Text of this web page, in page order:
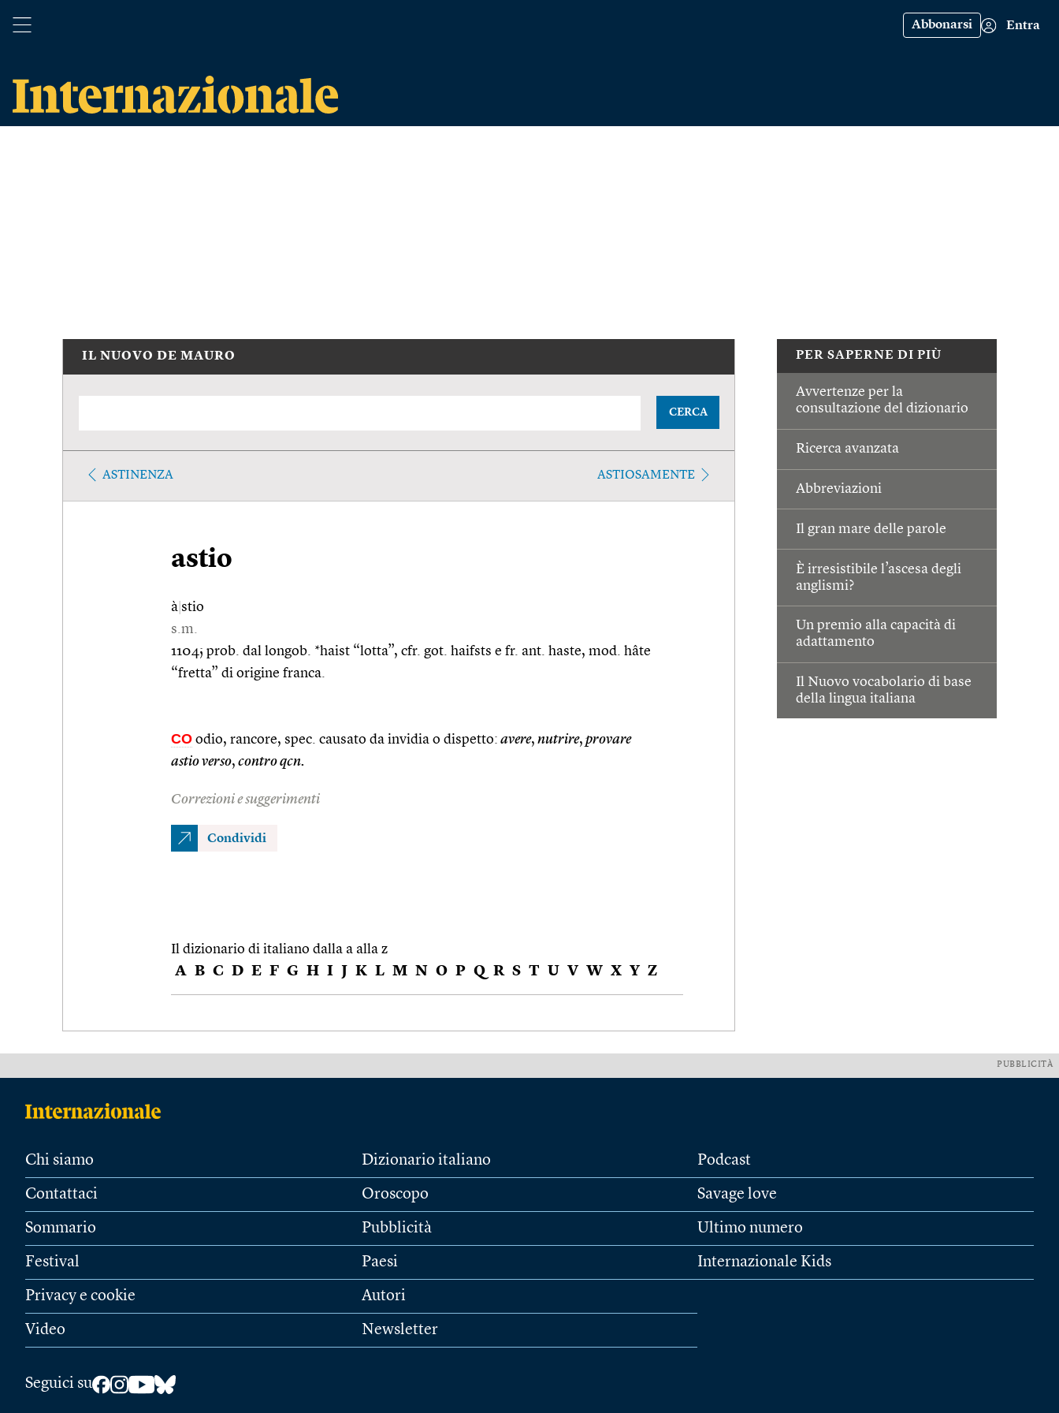
Abbonarsi Entra
PER SAPERNE DI PIÙ
Avvertenze per la
consultazione del dizionario
Ricerca avanzata
Abbreviazioni
Il gran mare delle parole
È irresistibile l’ascesa degli
anglismi?
Un premio alla capacità di
adattamento
Il Nuovo vocabolario di base
della lingua italiana
IL NUOVO DE MAURO
CERCA
ASTINENZA ASTIOSAMENTE
astio
à stio
s.m.
1104; prob. dal longob. *haist “lotta”, cfr. got. haifsts e fr. ant. haste, mod. hâte
“fretta” di origine franca.
CO odio, rancore, spec. causato da invidia o dispetto: avere, nutrire, provare
astio verso, contro qcn.
Correzioni e suggerimenti
Condividi
Il dizionario di italiano dalla a alla z
A B C D E F G H I J K L M N O P Q R S T U V W X Y Z
PUBBLICITÀ
Chi siamo
Contattaci
Sommario
Festival
Privacy e cookie
Video
Dizionario italiano
Oroscopo
Pubblicità
Paesi
Autori
Newsletter
Podcast
Savage love
Ultimo numero
Internazionale Kids
Seguici su